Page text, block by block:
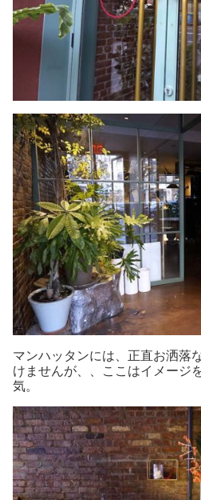
マンハッタンには、正直お洒落
けませんが、、ここはイメージ
気。